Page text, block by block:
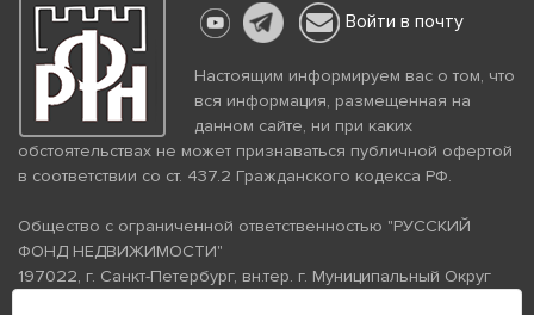
Войти в почту
Настоящим информируем вас о том, что
вся информация, размещенная на
данном сайте, ни при каких
обстоятельствах не может признаваться публичной офертой
в соответствии со ст. 437.2 Гражданского кодекса РФ.
Общество с ограниченной ответственностью "РУССКИЙ
ФОНД НЕДВИЖИМОСТИ"
197022, г. Санкт-Петербург, вн.тер. г. Муниципальный Округ